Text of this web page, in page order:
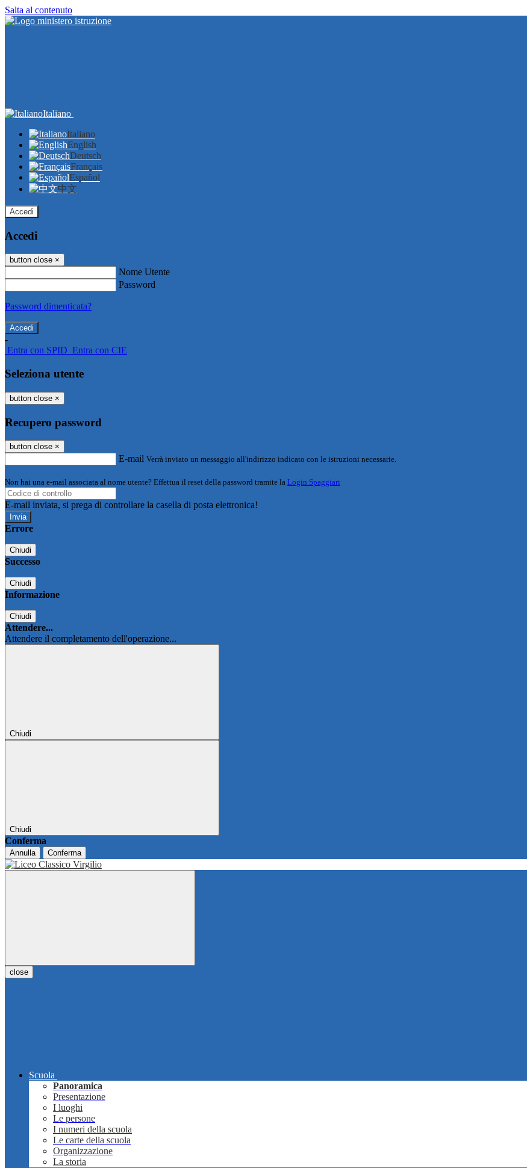
Salta al contenuto
Italiano
Italiano
English
Deutsch
Français
Español
中文
Accedi
Accedi
button close ×
Nome Utente
Password
Password dimenticata?
-
Entra con SPID Entra con CIE
Seleziona utente
button close ×
Recupero password
button close ×
E-mail Verrà inviato un messaggio all'indirizzo indicato con le istruzioni necessarie.
Non hai una e-mail associata al nome utente? Effettua il reset della password tramite la Login Spaggiari
E-mail inviata, si prega di controllare la casella di posta elettronica!
Errore
Chiudi
Successo
Chiudi
Informazione
Chiudi
Attendere...
Attendere il completamento dell'operazione...
Chiudi
Chiudi
Conferma
Annulla Conferma
close
Scuola
Panoramica
Presentazione
I luoghi
Le persone
I numeri della scuola
Le carte della scuola
Organizzazione
La storia